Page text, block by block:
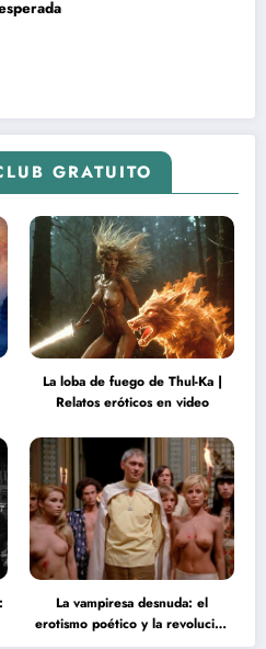
GRATUITO
La loba de fuego de Thul-Ka |
Relatos eróticos en video
La vampiresa desnuda: el
erotismo poético y la revolución
psicodélica de Jean Rollin